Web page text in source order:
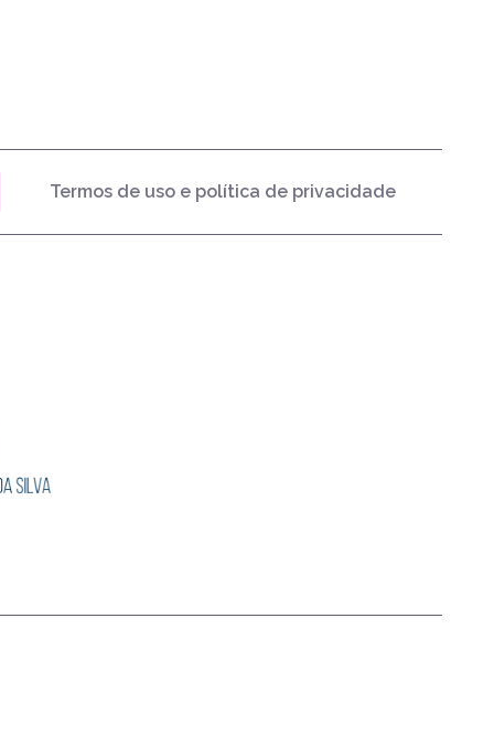
Termos de uso e política de privacidade